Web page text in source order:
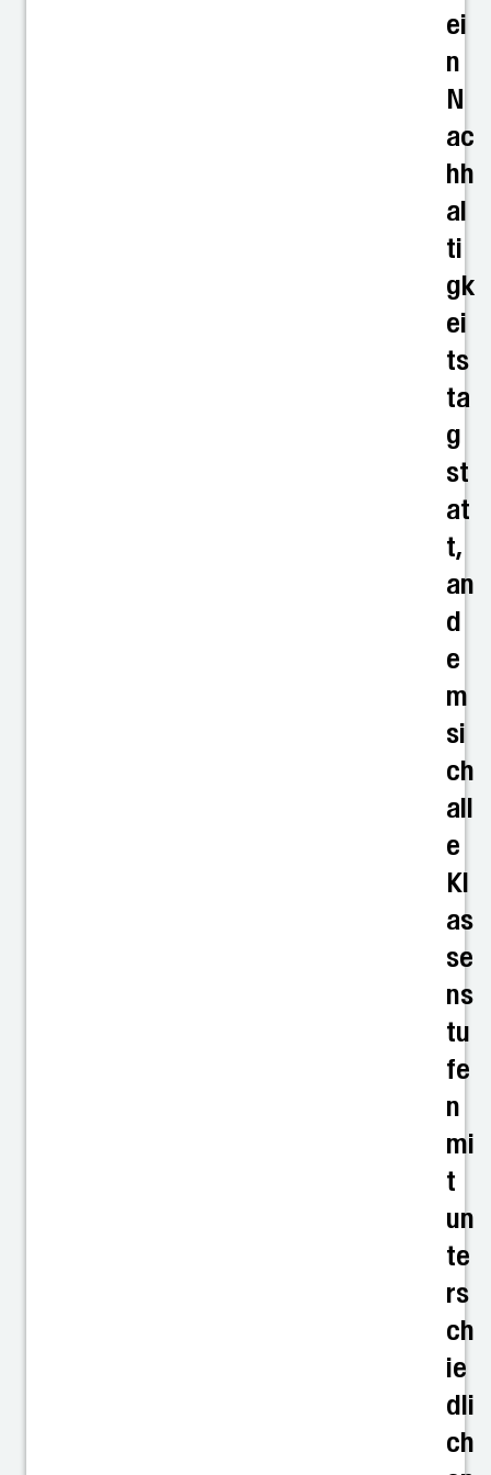
ei
n
N
ac
hh
al
ti
gk
ei
ts
ta
g
st
at
t,
an
d
e
m
si
ch
all
e
Kl
as
se
ns
tu
fe
n
mi
t
un
te
rs
ch
ie
dli
ch